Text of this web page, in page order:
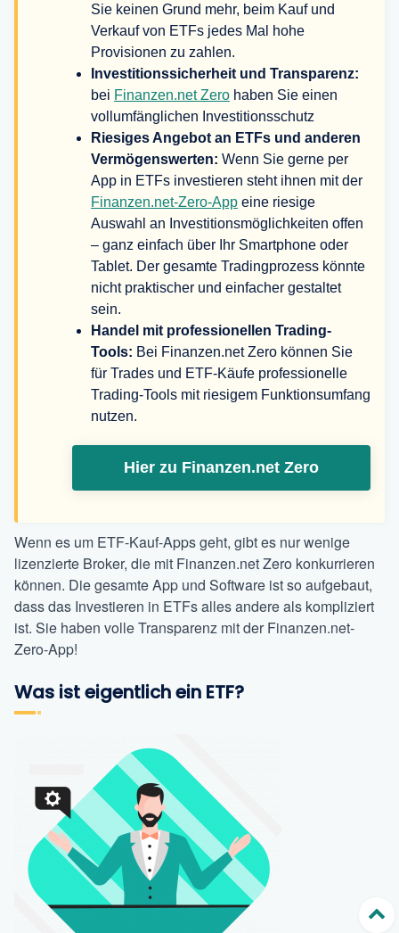
Sie keinen Grund mehr, beim Kauf und
Verkauf von ETFs jedes Mal hohe
Provisionen zu zahlen.
Investitionssicherheit und Transparenz:
bei Finanzen.net Zero haben Sie einen
vollumfänglichen Investitionsschutz
Riesiges Angebot an ETFs und anderen
Vermögenswerten: Wenn Sie gerne per
App in ETFs investieren steht ihnen mit der
Finanzen.net-Zero-App eine riesige
Auswahl an Investitionsmöglichkeiten offen
– ganz einfach über Ihr Smartphone oder
Tablet. Der gesamte Tradingprozess könnte
nicht praktischer und einfacher gestaltet
sein.
Handel mit professionellen Trading-
Tools: Bei Finanzen.net Zero können Sie
für Trades und ETF-Käufe professionelle
Trading-Tools mit riesigem Funktionsumfang
nutzen.
Hier zu Finanzen.net Zero
Wenn es um ETF-Kauf-Appsgeht, gibt es nur wenige
lizenzierte Broker, die mit Finanzen.net Zero konkurrieren
können. Die gesamte App und Software ist so aufgebaut,
dass das Investieren in ETFs alles andere als kompliziert
ist. Sie haben volle Transparenz mit der Finanzen.net-
Zero-App!
Was ist eigentlich ein ETF?